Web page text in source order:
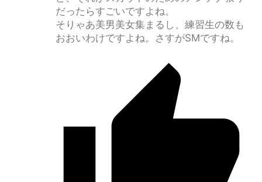
だったらすごいですよね。
そりゃあ美男美女集まるし、練習生の数も
おおいわけですよね。さすがSMですね。